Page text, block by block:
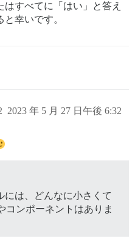
すべてに「はい」と答え
幸いです。
2023 年 5 月 27 日午後 6:32
には、どんなに小さくて
コンポーネントはありま